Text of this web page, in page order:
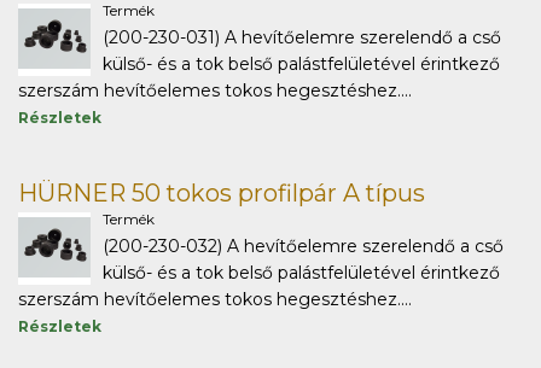
Termék
(200-230-031) A hevítőelemre szerelendő a cső
külső- és a tok belső palástfelületével érintkező
szerszám hevítőelemes tokos hegesztéshez....
Részletek
HÜRNER 50 tokos profilpár A típus
Termék
(200-230-032) A hevítőelemre szerelendő a cső
külső- és a tok belső palástfelületével érintkező
szerszám hevítőelemes tokos hegesztéshez....
Részletek